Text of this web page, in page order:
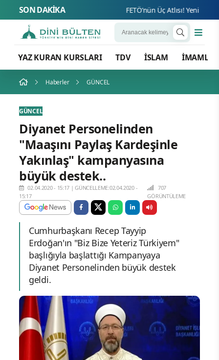
SON DAKİKA FETÖ’nün Üç Atlısı! Yeni
YAZ KURAN KURSLARI TDV İSLAM İMAMLAR
Haberler GÜNCEL
GÜNCEL
Diyanet Personelinden
"Maaşını Paylaş Kardeşinle
Yakınlaş" kampanyasına
büyük destek..
02.04.2020 - 15:17 |GÜNCELLEME:02.04.2020 -
15:17
707
GÖRÜNTÜLEME
Cumhurbaşkanı Recep Tayyip
Erdoğan'ın "Biz Bize Yeteriz Türkiyem"
başlığıyla başlattığı Kampanyaya
Diyanet Personelinden büyük destek
geldi.